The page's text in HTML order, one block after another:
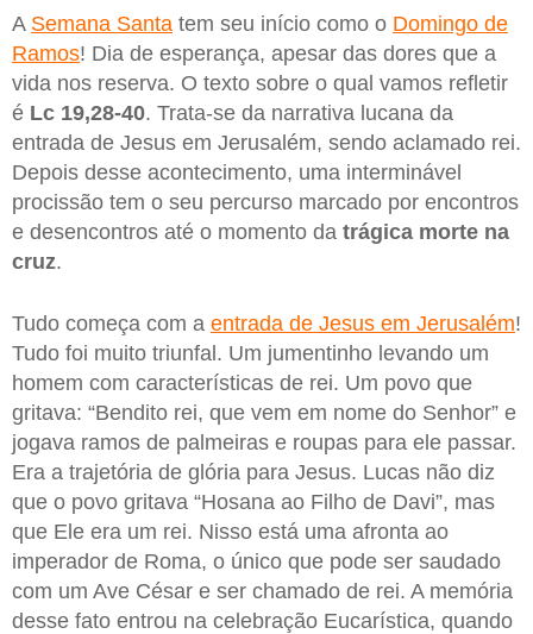
A Semana Santa tem seu início como o Domingo de
Ramos! Dia de esperança, apesar das dores que a
vida nos reserva. O texto sobre o qual vamos refletir
é Lc 19,28-40. Trata-se da narrativa lucana da
entrada de Jesus em Jerusalém, sendo aclamado rei.
Depois desse acontecimento, uma interminável
procissão tem o seu percurso marcado por encontros
e desencontros até o momento da trágica morte na
cruz.
Tudo começa com a entrada de Jesus em Jerusalém!
Tudo foi muito triunfal. Um jumentinho levando um
homem com características de rei. Um povo que
gritava: “Bendito rei, que vem em nome do Senhor” e
jogava ramos de palmeiras e roupas para ele passar.
Era a trajetória de glória para Jesus. Lucas não diz
que o povo gritava “Hosana ao Filho de Davi”, mas
que Ele era um rei. Nisso está uma afronta ao
imperador de Roma, o único que pode ser saudado
com um Ave César e ser chamado de rei. A memória
desse fato entrou na celebração Eucarística, quando